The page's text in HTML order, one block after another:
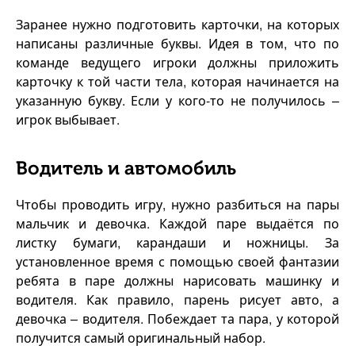
Заранее нужно подготовить карточки, на которых
написаны различные буквы. Идея в том, что по
команде ведущего игроки должны приложить
карточку к той части тела, которая начинается на
указанную букву. Если у кого-то не получилось –
игрок выбывает.
Водитель и автомобиль
Чтобы проводить игру, нужно разбиться на пары
мальчик и девочка. Каждой паре выдаётся по
листку бумаги, карандаши и ножницы. За
установленное время с помощью своей фантазии
ребята в паре должны нарисовать машинку и
водителя. Как правило, парень рисует авто, а
девочка – водителя. Побеждает та пара, у которой
получится самый оригинальный набор.